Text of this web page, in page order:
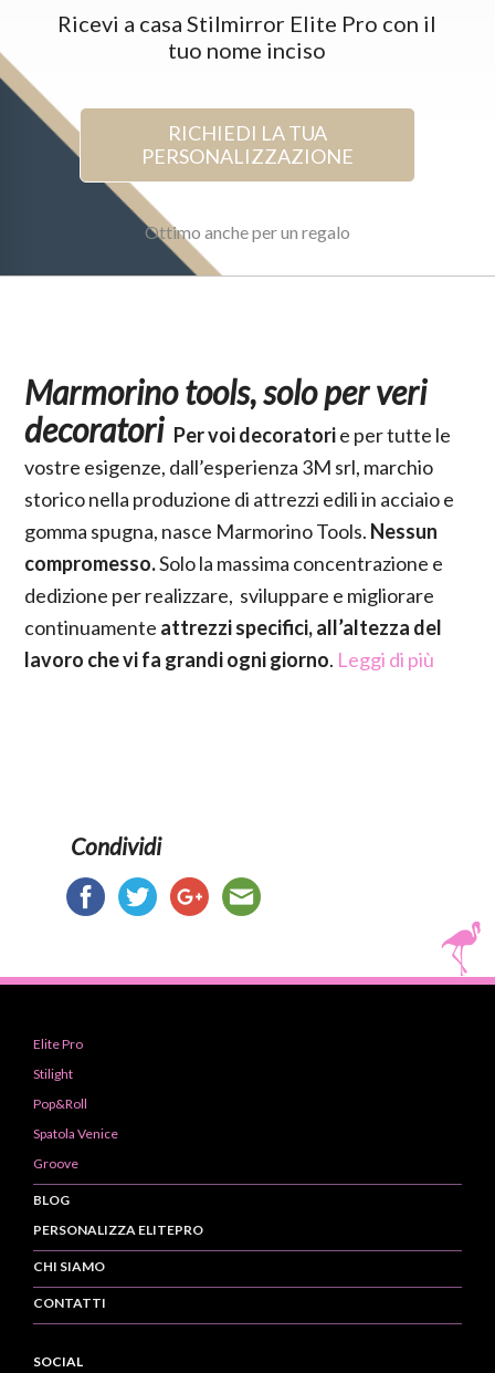
Ricevi a casa Stilmirror Elite Pro con il
tuo nome inciso
RICHIEDI LA TUA
PERSONALIZZAZIONE
Ottimo anche per un regalo
Marmorino tools, solo per veri
decoratori Per voi decoratorie per tutte le
vostre esigenze, dall’esperienza 3M srl, marchio
storico nella produzione di attrezzi edili in acciaio e
gomma spugna, nasce Marmorino Tools. Nessun
compromesso.Solo la massima concentrazione e
dedizione per realizzare, sviluppare e migliorare
continuamente attrezzi specifici, all’altezza del
lavoro che vi fa grandi ogni giorno. Leggi di più
Condividi
Elite Pro
Stilight
Pop&Roll
Spatola Venice
Groove
BLOG
PERSONALIZZA ELITEPRO
CHI SIAMO
CONTATTI
SOCIAL